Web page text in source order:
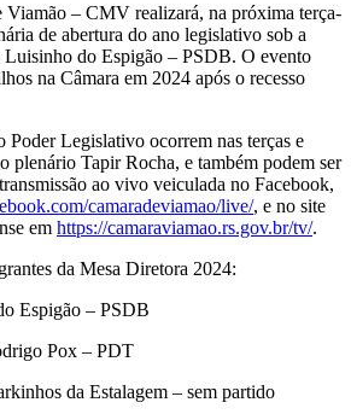
– CMV realizará, na próxima terça-
de abertura do ano legislativo sob a
Luisinho do Espigão – PSDB. O evento
na Câmara em 2024 após o recesso
Poder Legislativo ocorrem nas terças e
plenário Tapir Rocha, e também podem ser
ao vivo veiculada no Facebook,
camaradeviamao/live/, e no site
em https://camaraviamao.rs.gov.br/tv/.
da Mesa Diretora 2024:
Espigão – PSDB
Pox – PDT
da Estalagem – sem partido